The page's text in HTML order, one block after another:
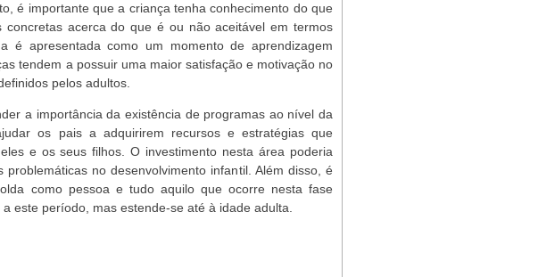
é importante que a criança tenha conhecimento do que
acerca do que é ou não aceitável em termos
é apresentada como um momento de aprendizagem
tendem a possuir uma maior satisfação e motivação no
pelos adultos.
a importância da existência de programas ao nível da
os pais a adquirirem recursos e estratégias que
e os seus filhos. O investimento nesta área poderia
no desenvolvimento infantil. Além disso, é
como pessoa e tudo aquilo que ocorre nesta fase
este período, mas estende-se até à idade adulta.